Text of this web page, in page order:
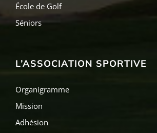
École de Golf
Séniors
L’ASSOCIATION SPORTIVE
Organigramme
Mission
Adhésion